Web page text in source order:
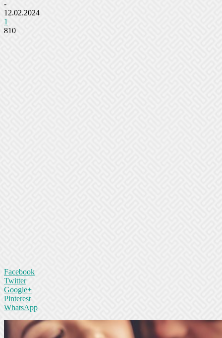
-
12.02.2024
1
810
Facebook
Twitter
Google+
Pinterest
WhatsApp